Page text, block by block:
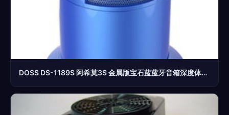
DOSS DS-1189S 阿希莫3S 金属版宝石蓝蓝牙音箱深度体验评测